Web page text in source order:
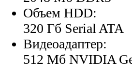
Объем HDD:
320 Гб Serial ATA
Видеоадаптер:
512 Мб NVIDIA